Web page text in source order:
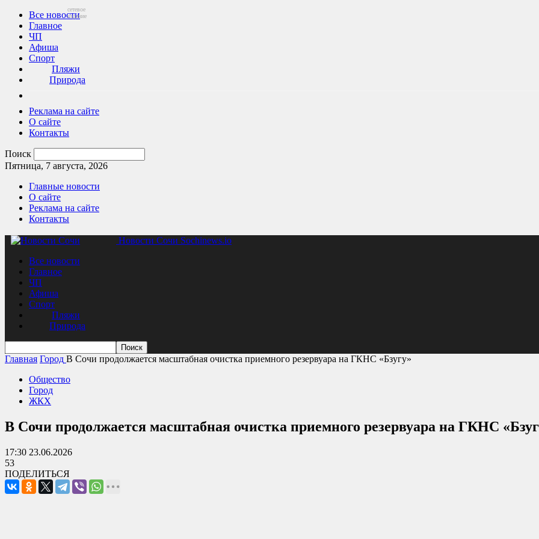
Все новости
Главное
ЧП
Афиша
Спорт
Пляжи
Природа
Реклама на сайте
О сайте
Контакты
Поиск
Пятница, 7 августа, 2026
Главные новости
О сайте
Реклама на сайте
Контакты
Новости Сочи Sochinews.io
сетевое
издание
Все новости
Главное
ЧП
Афиша
Спорт
Пляжи
Природа
Главная Город В Сочи продолжается масштабная очистка приемного резервуара на ГКНС «Бзугу»
Общество
Город
ЖКХ
В Сочи продолжается масштабная очистка приемного резервуара на ГКНС
17:30 23.06.2026
53
ПОДЕЛИТЬСЯ